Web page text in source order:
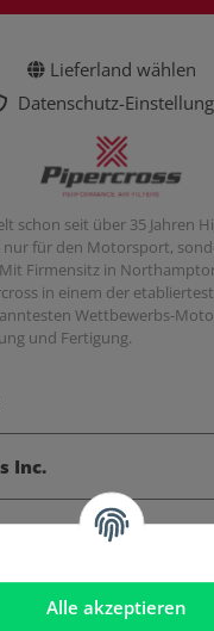
Alle akzeptieren
Lieferland wählen
Datenschutz-
schon seit über 35 Jahren
für den Motorsport,
Firmensitz in
in einem der
Wettbewerbs-
und Fertigung.
Inc.